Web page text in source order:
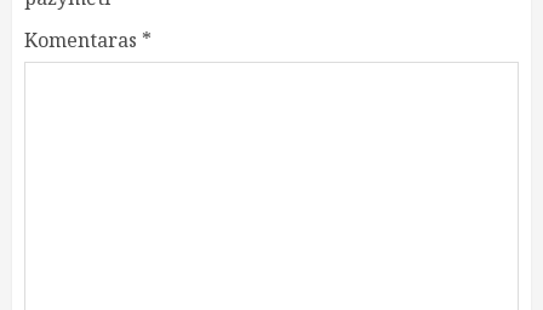
Komentaras *